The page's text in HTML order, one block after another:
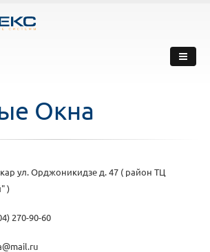
Окна
ул. Орджоникидзе д. 47 ( район ТЦ
)
270-90-60